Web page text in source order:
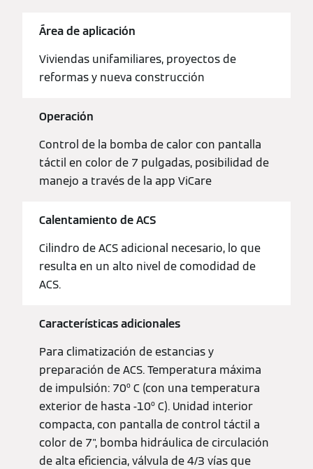
Área de aplicación
Viviendas unifamiliares, proyectos de
reformas y nueva construcción
Operación
Control de la bomba de calor con pantalla
táctil en color de 7 pulgadas, posibilidad de
manejo a través de la app ViCare
Calentamiento de ACS
Cilindro de ACS adicional necesario, lo que
resulta en un alto nivel de comodidad de
ACS.
Características adicionales
Para climatización de estancias y
preparación de ACS. Temperatura máxima
de impulsión: 70º C (con una temperatura
exterior de hasta -10º C). Unidad interior
compacta, con pantalla de control táctil a
color de 7", bomba hidráulica de circulación
de alta eficiencia, válvula de 4/3 vías que